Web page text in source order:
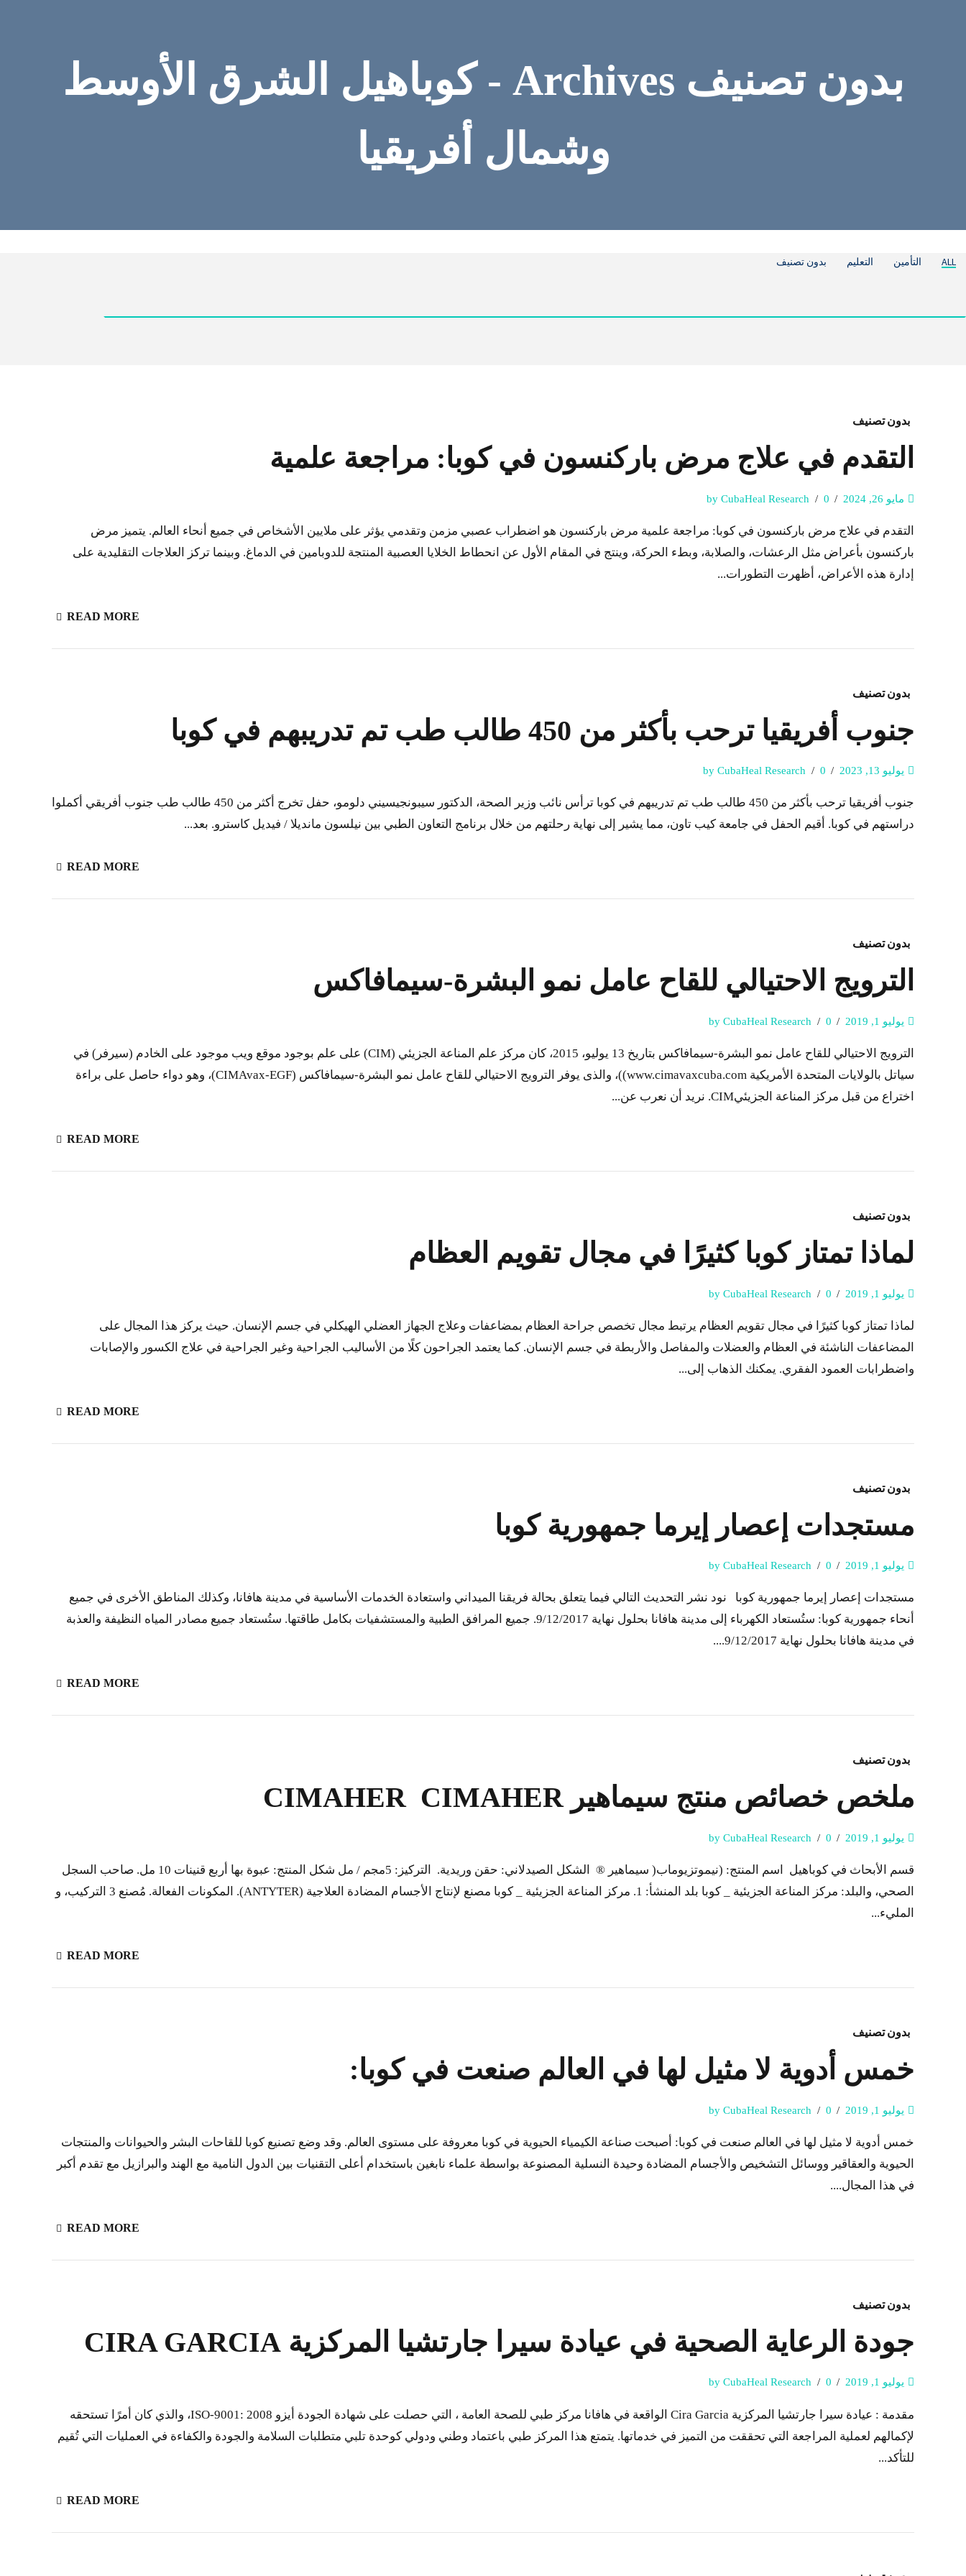
بدون تصنيف Archives - كوباهيل الشرق الأوسط
وشمال أفريقيا
ALL التأمين التعليم بدون تصنيف
بدون تصنيف
التقدم في علاج مرض باركنسون في كوبا: مراجعة علمية
مايو 26, 2024 by CubaHeal Research 0
التقدم في علاج مرض باركنسون في كوبا: مراجعة علمية مرض باركنسون هو اضطراب عصبي مزمن وتقدمي يؤثر على ملايين الأشخاص في جميع أنحاء العالم. يتميز مرض
باركنسون بأعراض مثل الرعشات، والصلابة، وبطء الحركة، وينتج في المقام الأول عن انحطاط الخلايا العصبية المنتجة للدوبامين في الدماغ. وبينما تركز العلاجات التقليدية على
إدارة هذه الأعراض، أظهرت التطورات...
READ MORE
بدون تصنيف
جنوب أفريقيا ترحب بأكثر من 450 طالب طب تم تدريبهم في كوبا
يوليو 13, 2023 by CubaHeal Research 0
جنوب أفريقيا ترحب بأكثر من 450 طالب طب تم تدريبهم في كوبا ترأس نائب وزير الصحة، الدكتور سيبونجيسيني دلومو، حفل تخرج أكثر من 450 طالب طب جنوب أفريقي أكملوا
دراستهم في كوبا. أقيم الحفل في جامعة كيب تاون، مما يشير إلى نهاية رحلتهم من خلال برنامج التعاون الطبي بين نيلسون مانديلا / فيديل كاسترو. بعد...
READ MORE
بدون تصنيف
الترويج الاحتيالي للقاح عامل نمو البشرة-سيمافاكس
يوليو 1, 2019 by CubaHeal Research 0
الترويج الاحتيالي للقاح عامل نمو البشرة-سيمافاكس بتاريخ 13 يوليو، 2015، كان مركز علم المناعة الجزيئي (CIM) على علم بوجود موقع ويب موجود على الخادم (سيرفر) في
سياتل بالولايات المتحدة الأمريكية www.cimavaxcuba.com))، والذى يوفر الترويج الاحتيالي للقاح عامل نمو البشرة-سيمافاكس (CIMAvax-EGF)، وهو دواء حاصل على براءة
اختراع من قبل مركز المناعة الجزيئيCIM. نريد أن نعرب عن...
READ MORE
بدون تصنيف
لماذا تمتاز كوبا كثيرًا في مجال تقويم العظام
يوليو 1, 2019 by CubaHeal Research 0
لماذا تمتاز كوبا كثيرًا في مجال تقويم العظام يرتبط مجال تخصص جراحة العظام بمضاعفات وعلاج الجهاز العضلي الهيكلي في جسم الإنسان. حيث يركز هذا المجال على
المضاعفات الناشئة في العظام والعضلات والمفاصل والأربطة في جسم الإنسان. كما يعتمد الجراحون كلًا من الأساليب الجراحية وغير الجراحية في علاج الكسور والإصابات
واضطرابات العمود الفقري. يمكنك الذهاب إلى...
READ MORE
بدون تصنيف
مستجدات إعصار إيرما جمهورية كوبا
يوليو 1, 2019 by CubaHeal Research 0
مستجدات إعصار إيرما جمهورية كوبا نود نشر التحديث التالي فيما يتعلق بحالة فريقنا الميداني واستعادة الخدمات الأساسية في مدينة هافانا، وكذلك المناطق الأخرى في جميع
أنحاء جمهورية كوبا: ستُستعاد الكهرباء إلى مدينة هافانا بحلول نهاية 9/12/2017. جميع المرافق الطبية والمستشفيات بكامل طاقتها. ستُستعاد جميع مصادر المياه النظيفة والعذبة
في مدينة هافانا بحلول نهاية 9/12/2017....
READ MORE
بدون تصنيف
ملخص خصائص منتج سيماهير CIMAHER CIMAHER
يوليو 1, 2019 by CubaHeal Research 0
قسم الأبحاث في كوباهيل اسم المنتج: (نيموتزيوماب( سيماهير ® الشكل الصيدلاني: حقن وريدية. التركيز: 5مجم / مل شكل المنتج: عبوة بها أربع قنينات 10 مل. صاحب السجل
الصحي، والبلد: مركز المناعة الجزيئية _ كوبا بلد المنشأ: 1. مركز المناعة الجزيئية _ كوبا مصنع لإنتاج الأجسام المضادة العلاجية (ANTYTER). المكونات الفعالة. مُصنع 3 التركيب، و
المليء...
READ MORE
بدون تصنيف
خمس أدوية لا مثيل لها في العالم صنعت في كوبا:
يوليو 1, 2019 by CubaHeal Research 0
خمس أدوية لا مثيل لها في العالم صنعت في كوبا: أصبحت صناعة الكيمياء الحيوية في كوبا معروفة على مستوى العالم. وقد وضع تصنيع كوبا للقاحات البشر والحيوانات والمنتجات
الحيوية والعقاقير ووسائل التشخيص والأجسام المضادة وحيدة النسلية المصنوعة بواسطة علماء نابغين باستخدام أعلى التقنيات بين الدول النامية مع الهند والبرازيل مع تقدم أكبر
في هذا المجال....
READ MORE
بدون تصنيف
جودة الرعاية الصحية في عيادة سيرا جارتشيا المركزية CIRA GARCIA
يوليو 1, 2019 by CubaHeal Research 0
مقدمة : عيادة سيرا جارتشيا المركزية Cira Garcia الواقعة في هافانا مركز طبي للصحة العامة ، التي حصلت على شهادة الجودة أيزو ISO-9001: 2008، والذي كان أمرًا تستحقه
لإكمالهم لعملية المراجعة التي تحققت من التميز في خدماتها. يتمتع هذا المركز طبي باعتماد وطني ودولي كوحدة تلبي متطلبات السلامة والجودة والكفاءة في العمليات التي تُقيم
للتأكد...
READ MORE